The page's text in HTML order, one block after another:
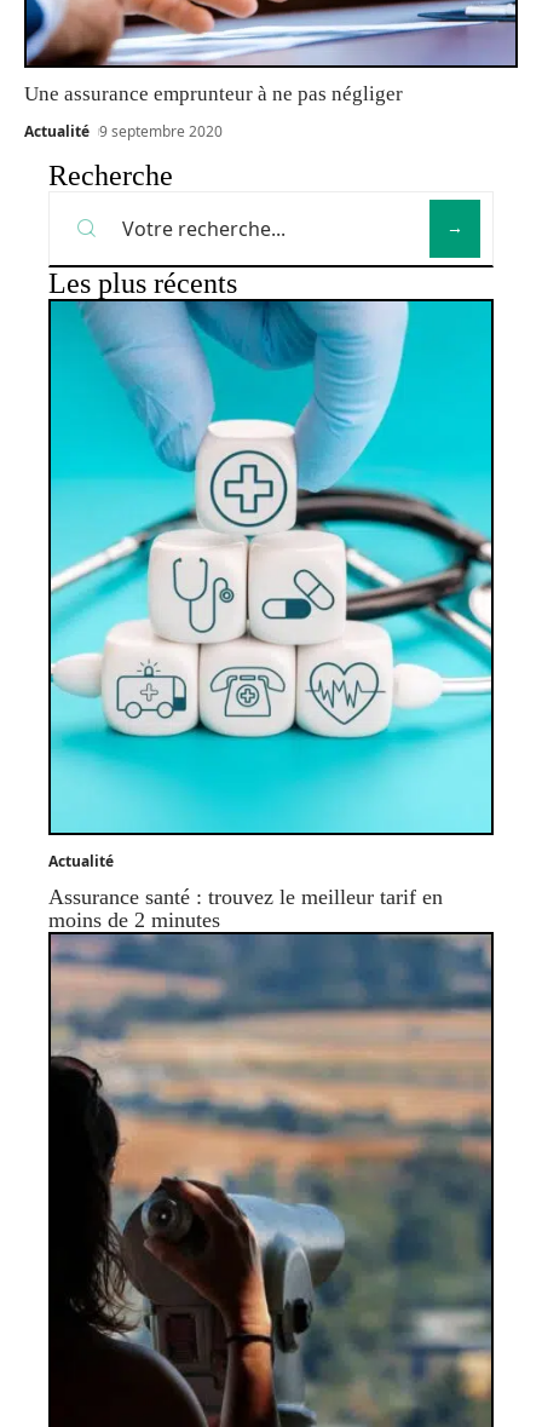
Une assurance emprunteur à ne pas négliger
Actualité 9 septembre 2020
Recherche
Les plus récents
Actualité
Assurance santé : trouvez le meilleur tarif en
moins de 2 minutes